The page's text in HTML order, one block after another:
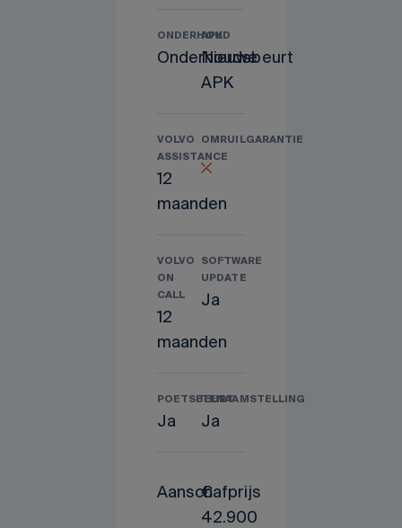
ONDERHOUD
Onderhoudsbeurt
APK
Nieuwe
APK
VOLVO
ASSISTANCE
12
maanden
OMRUILGARANTIE
VOLVO
ON
CALL
12
maanden
SOFTWARE
UPDATE
Ja
POETSBEURT
Ja
TENAAMSTELLING
Ja
Aanschafprijs
€
42.900